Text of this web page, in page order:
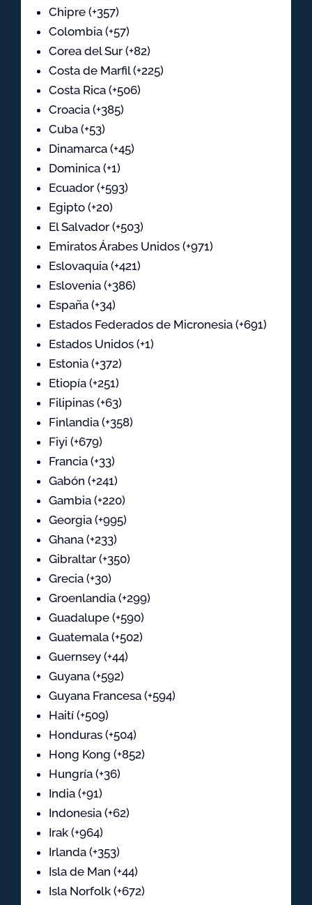
Chipre (+357)
Colombia (+57)
Corea del Sur (+82)
Costa de Marfil (+225)
Costa Rica (+506)
Croacia (+385)
Cuba (+53)
Dinamarca (+45)
Dominica (+1)
Ecuador (+593)
Egipto (+20)
El Salvador (+503)
Emiratos Árabes Unidos (+971)
Eslovaquia (+421)
Eslovenia (+386)
España (+34)
Estados Federados de Micronesia (+691)
Estados Unidos (+1)
Estonia (+372)
Etiopía (+251)
Filipinas (+63)
Finlandia (+358)
Fiyi (+679)
Francia (+33)
Gabón (+241)
Gambia (+220)
Georgia (+995)
Ghana (+233)
Gibraltar (+350)
Grecia (+30)
Groenlandia (+299)
Guadalupe (+590)
Guatemala (+502)
Guernsey (+44)
Guyana (+592)
Guyana Francesa (+594)
Haití (+509)
Honduras (+504)
Hong Kong (+852)
Hungría (+36)
India (+91)
Indonesia (+62)
Irak (+964)
Irlanda (+353)
Isla de Man (+44)
Isla Norfolk (+672)